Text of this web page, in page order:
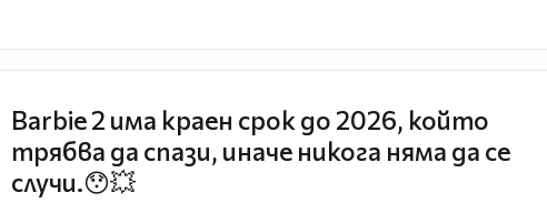
Barbie 2 има краен срок до 2026, който
трябва да спази, иначе никога няма да се
случи.😯💥